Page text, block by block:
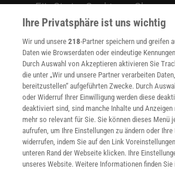
Für Sie im Spektrum-Shop
WEITERE NEUERSCHEINUNGEN
Spektrum.de-Newsletter
Ihre Privatsphäre ist uns wichtig
Wir und unsere218-Partner speichern und greifen
Daten wie Browserdaten oder eindeutige
Durch Auswahl von Akzeptieren aktivieren Sie
die unter „Wir und unsere Partner verarbeiten
bereitzustellen“ aufgeführten Zwecke. Durch
oder Widerruf Ihrer Einwilligung werden diese
deaktiviert sind, sind manche Inhalte und
mehr so relevant für Sie. Sie können dieses Menü
aufrufen, um Ihre Einstellungen zu ändern oder Ihre
widerrufen, indem Sie auf den Link
unteren Rand der Webseite klicken. Ihre
unseres Website. Weitere Informationen finden Sie